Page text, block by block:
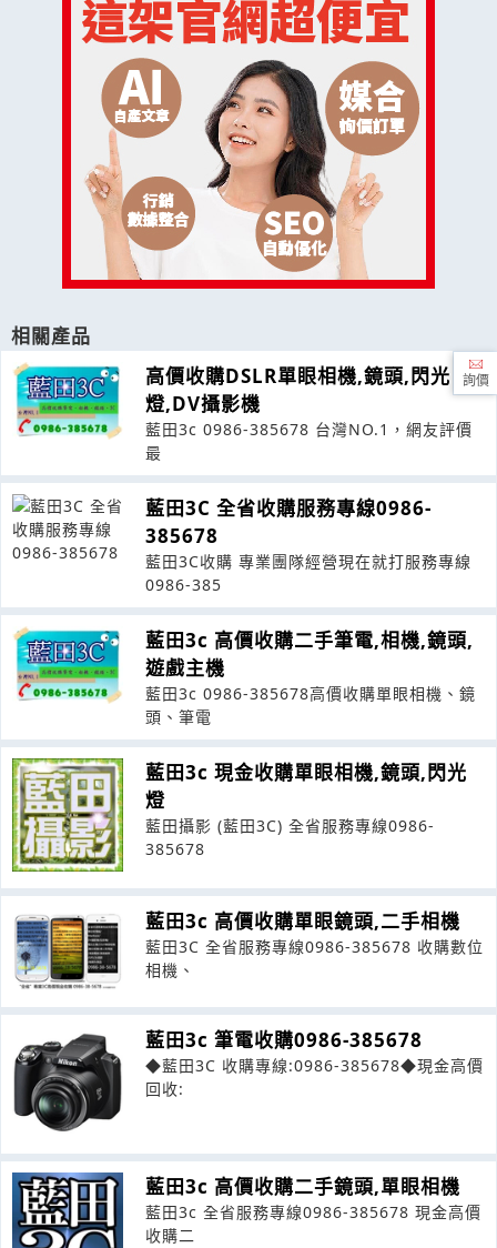
相關產品
高價收購DSLR單眼相機,鏡頭,閃光
燈,DV攝影機
藍田3c 0986-385678 台灣NO.1，網友評價
最
藍田3C 全省收購服務專線0986-
385678
藍田3C收購 專業團隊經營現在就打服務專線
0986-385
藍田3c 高價收購二手筆電,相機,鏡頭,
遊戲主機
藍田3c 0986-385678高價收購單眼相機、鏡
頭、筆電
藍田3c 現金收購單眼相機,鏡頭,閃光
燈
藍田攝影 (藍田3C) 全省服務專線0986-
385678
藍田3c 高價收購單眼鏡頭,二手相機
藍田3C 全省服務專線0986-385678 收購數位
相機、
藍田3c 筆電收購0986-385678
◆藍田3C 收購專線:0986-385678◆現金高價
回收:
藍田3c 高價收購二手鏡頭,單眼相機
藍田3c 全省服務專線0986-385678 現金高價
收購二
詢價